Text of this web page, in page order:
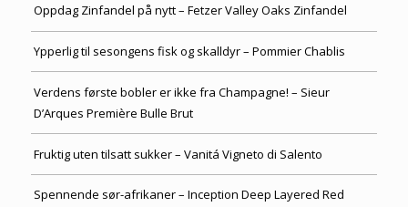
Oppdag Zinfandel på nytt – Fetzer Valley Oaks Zinfandel
Ypperlig til sesongens fisk og skalldyr – Pommier Chablis
Verdens første bobler er ikke fra Champagne! – Sieur
D’Arques Première Bulle Brut
Fruktig uten tilsatt sukker – Vanitá Vigneto di Salento
Spennende sør-afrikaner – Inception Deep Layered Red